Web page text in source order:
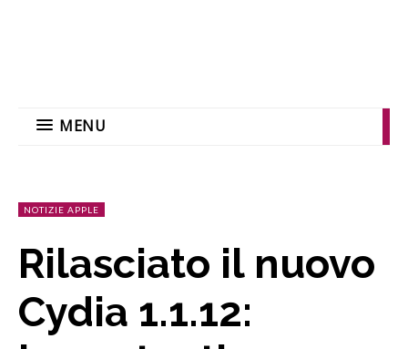
MENU
NOTIZIE APPLE
Rilasciato il nuovo
Cydia 1.1.12: